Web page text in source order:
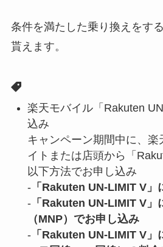
条件を満たした乗り換えをす
貰えます。
楽天モバイル「Rakuten
込み
キャンペーン期間中に、楽
イトまたは店頭から「
以下方法でお申し込み
-「Rakuten UN-LIMIT V」
-「Rakuten UN-LIMIT V」
（MNP）でお申し込み
-「Rakuten UN-LIMIT V」